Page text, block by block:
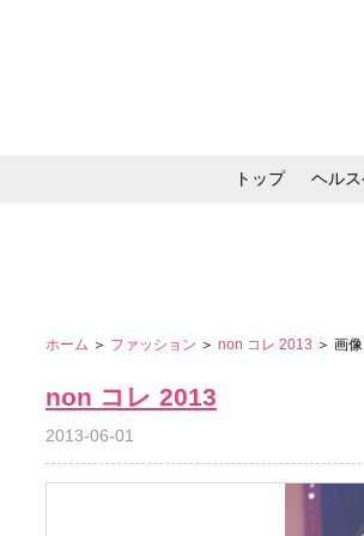
トップ ヘル
ホーム ＞ ファッション ＞ non コレ 2013 ＞ 画
non コレ 2013
2013-06-01